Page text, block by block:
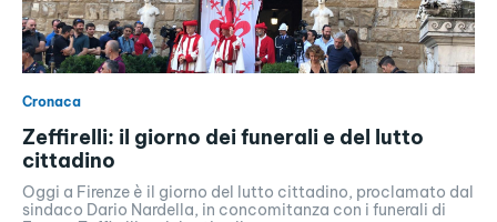
Cronaca
Zeffirelli: il giorno dei funerali e del lutto
cittadino
Oggi a Firenze è il giorno del lutto cittadino, proclamato dal
sindaco Dario Nardella, in concomitanza con i funerali di